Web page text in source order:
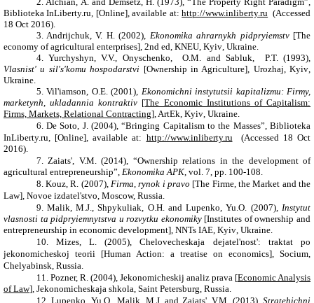
Biblioteka InLiberty.ru, [Online], available at:http://www.inliberty.ru (Accessed
18 Oct 2016).
3. Andrijchuk, V. H. (2002), Ekonomika ahrarnykh pidpryiemstv[The
economy of agricultural enterprises], 2nd ed, KNEU , Kyiv Ukraine
4.
Yurchyshyn, V.V., Onyschenko, O.M. and Sabluk, P.T. (1993),
Vlasnist'u sil's'komu hospodarstvi [Ownership in Agriculture], Urozhaj, Kyiv
Ukraine
5. Vil'iamson, O.E. (2001), Ekonomichni instytutsii kapitalizmu: Firmy,
marketynh, ukladannia kontraktiv [The Economic Institutions of Capitalism:
Firms, Markets, Relational Contracting], ArtEk, Kyiv Ukraine
6. De Soto, J. (2004), “Bringing Capitalism to the Masses”, Biblioteka
InLiberty.ru, [Online], available at: http://www.inliberty.ru (Accessed 18 Oct
2016).
7.
Zaiats', V.M. (2014), “Ownership relations in the development of
agricultural entrepreneurship” Ekonomika APK , vol. 7, pp. 100-108.
8. Kouz, R. (2007), Firma, rynok i pravo [The Firme, the Market and the
Law], Novoe izdatel'stvo, Moscow, Russia.
9. Malik, M.J., Shpykuliak, O.H. andLupenko, Yu.O. (2007), Instytut
vlasnosti ta pidpryiemnytstva u rozvytku ekonomiky[Institutes of ownership and
entrepreneurship in economic development], NNTs IAE Kyiv Ukraine
10.
Mizes, L. (2005), Chelovecheskaja dejatel'nost': traktat po
jekonomicheskoj teorii [Human Action: a treatise on economics], Socium,
Chelyabinsk, Russia.
11. Pozner, R. (2004), Jekonomicheskij analiz prava [Economic Analysis
of Law], Jekonomicheskaja shkola, Saint Petersburg, Russia.
12. Lupenko, Yu.O., Malik, M.J. and Zaiats', V.M. (2013),Stratehichni